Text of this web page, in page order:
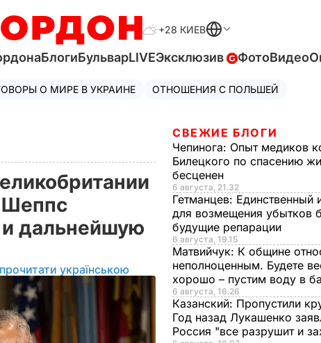
+28 КИЕВ
БлогиБульварLIVEЭксклюзив ФотоВидео
О МИРЕ В УКРАИНЕ ОТНОШЕНИЯ С ПОЛЬШЕЙ
Шеппс
и дальнейшую
українською
СВЕЖИЕ БЛОГИ
Чепинога: Опыт медиков
Билецкого по спасению
бесценен
6 августа, 21.32
Гетманцев: Единственный
для возмещения убытков
будущие репарации
6 августа, 19.15
Матвийчук: К общине
неполноценным. Будете
хорошо – пустим воду в
6 августа, 16.26
Казанский: Пропустили
Год назад Лукашенко
Россия "все разрушит и